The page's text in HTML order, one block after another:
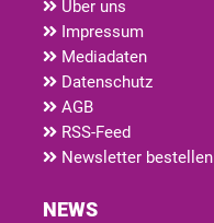
Über uns
Impressum
Mediadaten
Datenschutz
AGB
RSS-Feed
Newsletter bestellen
NEWS